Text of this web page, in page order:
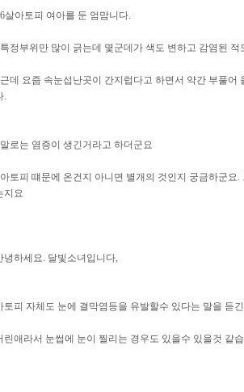
살아토피 여아를 둔 엄맘니다.
정부위만 많이 긁는데 몇군데가 색도 변하고 감염된 적
데 요즘 속눈섭난곳이 간지럽다고 하면서 약간 부풀어
.
로는 염증이 생긴거라고 하더군요
토피 떄문에 온건지 아니면 별개의 것인지 궁금하군요
지요
녕하세요. 달빛소녀입니다,
토피 자체도 눈에 결막염등을 유발할수 있다는 말을 듣
린애라서 눈썹에 눈이 찔리는 경우도 있을수 있을것 같